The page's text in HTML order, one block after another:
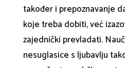
također i prepoznavanje
koje treba dobiti, već
zajednički prevladati.
nesuglasice s ljubavlju